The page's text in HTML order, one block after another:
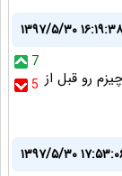
۱۳۹۷/۵/۳۰ ۱۶:۱۹:۳۸
7
5 همه چیزم رو قبل از
۵/۳۰ ۱۷:۵۳:۰۶